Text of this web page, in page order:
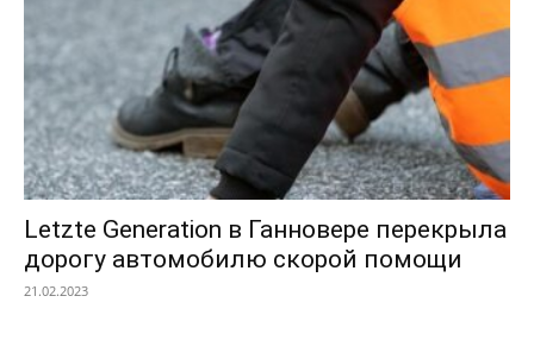
Letzte Generation в Ганновере перекрыла
дорогу автомобилю скорой помощи
21.02.2023